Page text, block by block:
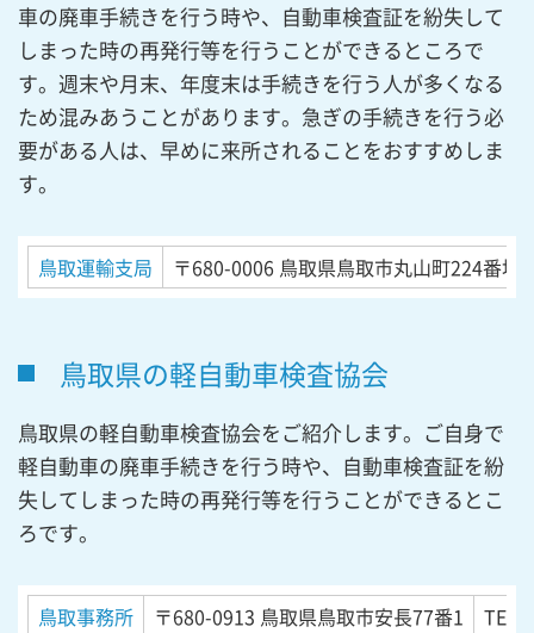
車の廃車手続きを行う時や、自動車検査証を紛失して
しまった時の再発行等を行うことができるところで
す。週末や月末、年度末は手続きを行う人が多くなる
ため混みあうことがあります。急ぎの手続きを行う必
要がある人は、早めに来所されることをおすすめしま
す。
鳥取運輸支局 〒680-0006 鳥取県鳥取市丸山町224番地
鳥取県の軽自動車検査協会
鳥取県の軽自動車検査協会をご紹介します。ご自身で
軽自動車の廃車手続きを行う時や、自動車検査証を紛
失してしまった時の再発行等を行うことができるとこ
ろです。
鳥取事務所 〒680-0913 鳥取県鳥取市安長77番1 TEL